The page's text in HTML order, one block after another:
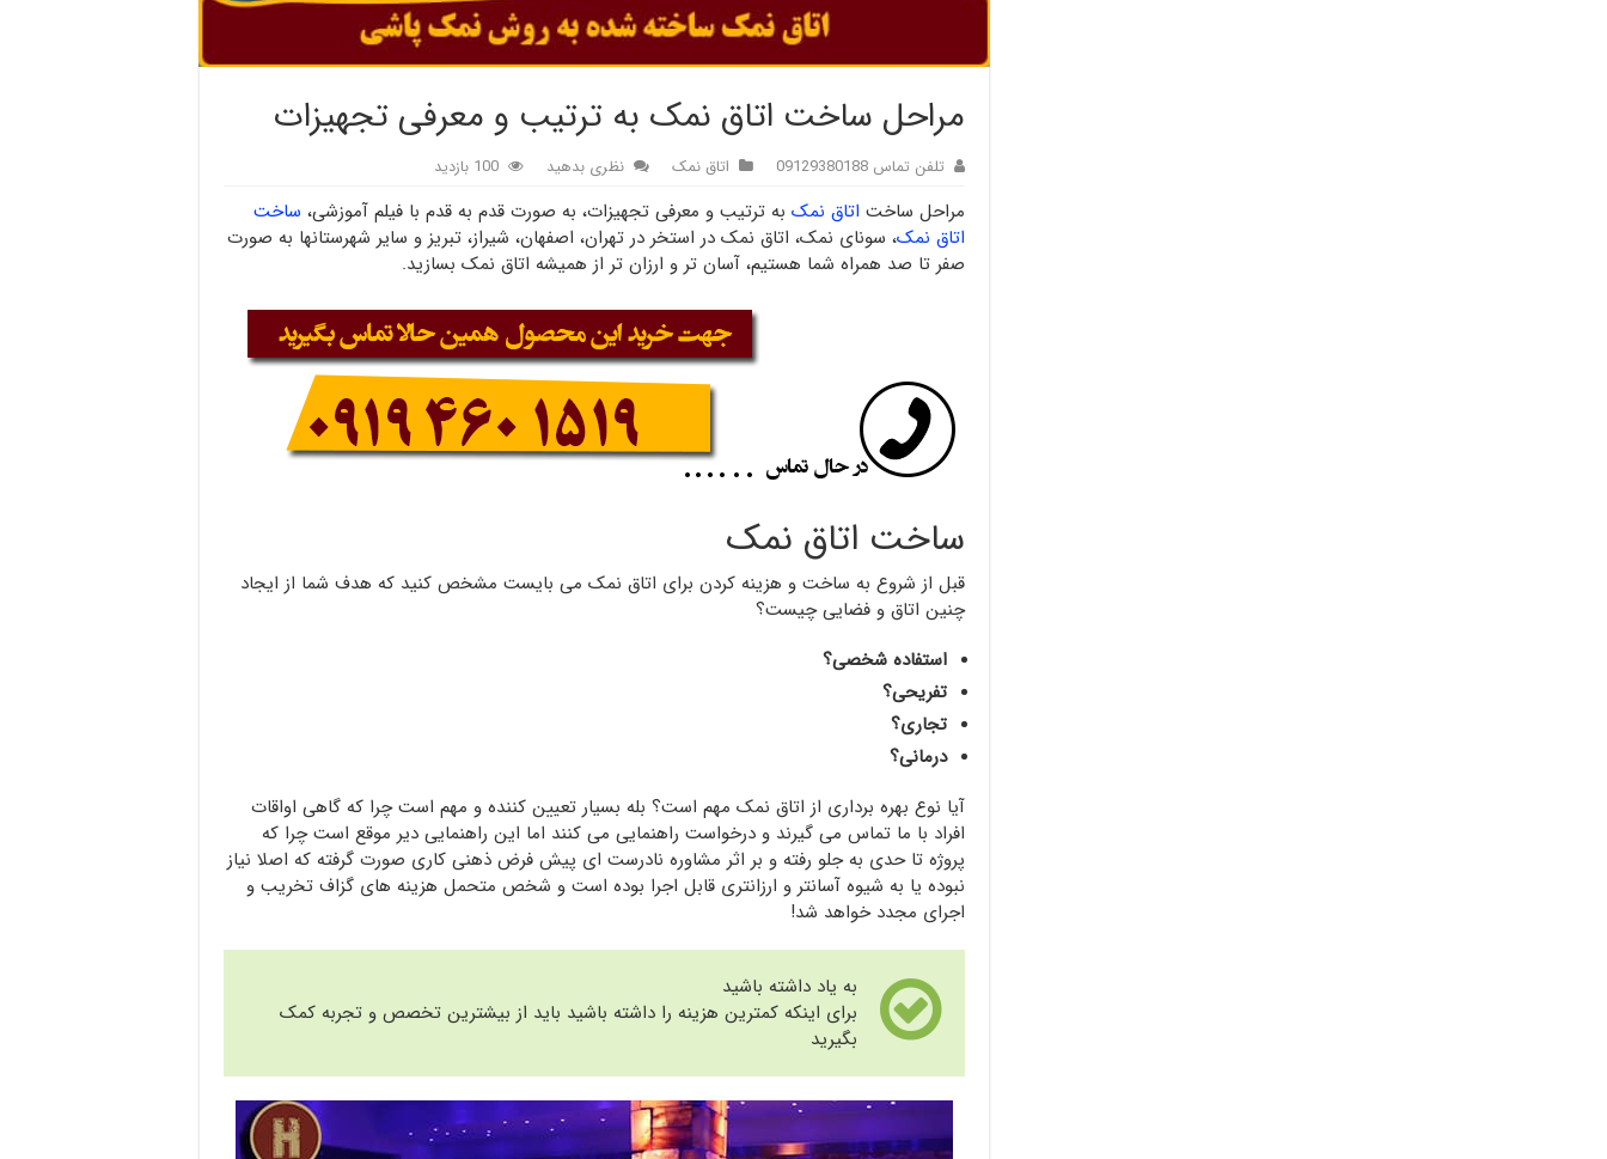
مراحل ساخت اتاق نمک به ترتیب و معرفی تجهیزات
تلفن تماس 09129380188 اتاق نمک نظری بدهید 100 بازدید
مراحل ساخت اتاق نمک به ترتیب و معرفی تجهیزات، به صورت قدم به قدم با فیلم آموزشی، ساخت
اتاق نمک، سونای نمک، اتاق نمک در استخر در تهران، اصفهان، شیراز، تبریز و سایر شهرستانها به صورت
صفر تا صد همراه شما هستیم، آسان تر و ارزان تر از همیشه اتاق نمک بسازید.
ساخت اتاق نمک
قبل از شروع به ساخت و هزینه کردن برای اتاق نمک می بایست مشخص کنید که هدف شما از ایجاد
چنین اتاق و فضایی چیست؟
استفاده شخصی؟
تفریحی؟
تجاری؟
درمانی؟
آیا نوع بهره برداری از اتاق نمک مهم است؟ بله بسیار تعیین کننده و مهم است چرا که گاهی اواقات
افراد با ما تماس می گیرند و درخواست راهنمایی می کنند اما این راهنمایی دیر موقع است چرا که
پروژه تا حدی به جلو رفته و بر اثر مشاوره نادرست ای پیش فرض ذهنی کاری صورت گرفته که اصلا نیاز
نبوده یا به شیوه آسانتر و ارزانتری قابل اجرا بوده است و شخص متحمل هزینه های گزاف تخریب و
اجرای مجدد خواهد شد!
به یاد داشته باشید
برای اینکه کمترین هزینه را داشته باشید باید از بیشترین تخصص و تجربه کمک
بگیرید